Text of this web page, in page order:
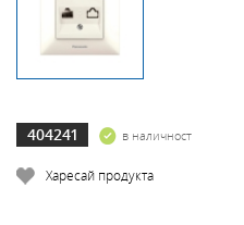
404241 в наличност
Харесай продукта